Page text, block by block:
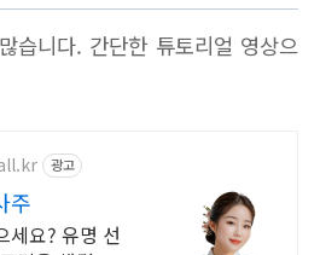
습니다. 간단한 튜토리얼 영상으
광고
주
세요? 유명 선